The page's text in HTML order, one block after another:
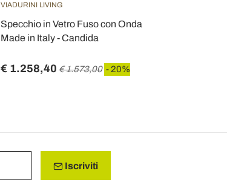
VIADURINI LIVING
Specchio in Vetro Fuso con Onda
Made in Italy - Candida
€ 1.258,40 € 1.573,00 - 20%
Iscriviti